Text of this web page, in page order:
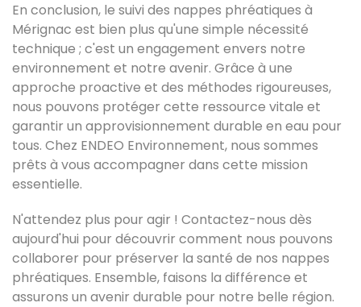
En conclusion, le suivi des nappes phréatiques à
Mérignac est bien plus qu'une simple nécessité
technique ; c'est un engagement envers notre
environnement et notre avenir. Grâce à une
approche proactive et des méthodes rigoureuses,
nous pouvons protéger cette ressource vitale et
garantir un approvisionnement durable en eau pour
tous. Chez ENDEO Environnement, nous sommes
prêts à vous accompagner dans cette mission
essentielle.
N'attendez plus pour agir ! Contactez-nous dès
aujourd'hui pour découvrir comment nous pouvons
collaborer pour préserver la santé de nos nappes
phréatiques. Ensemble, faisons la différence et
assurons un avenir durable pour notre belle région.